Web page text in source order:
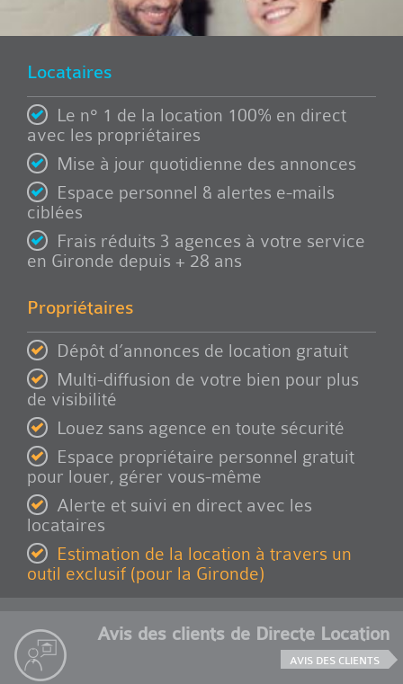
Locataires
Le n° 1 de la location 100% en direct
avec les propriétaires
Mise à jour quotidienne des annonces
Espace personnel & alertes e-mails
ciblées
Frais réduits 3 agences à votre service
en Gironde depuis + 28 ans
Propriétaires
Dépôt d’annonces de location gratuit
Multi-diffusion de votre bien pour plus
de visibilité
Louez sans agence en toute sécurité
Espace propriétaire personnel gratuit
pour louer, gérer vous-même
Alerte et suivi en direct avec les
locataires
Estimation de la location à travers un
outil exclusif (pour la Gironde)
Avis des clients de Directe Location
AVIS DES CLIENTS